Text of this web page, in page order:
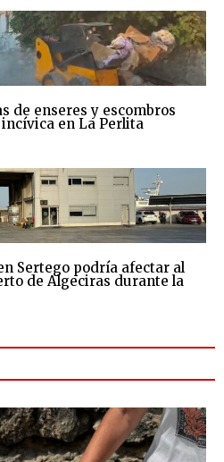
de enseres y escombros
en La Perlita
Sertego podría afectar al
de Algeciras durante la